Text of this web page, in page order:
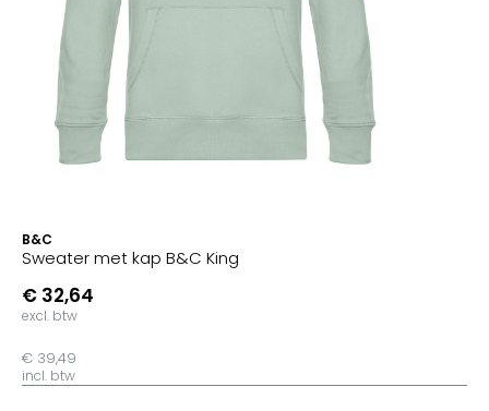
B&C
Sweater met kap B&C King
€ 32,64
excl. btw
€ 39,49
incl. btw